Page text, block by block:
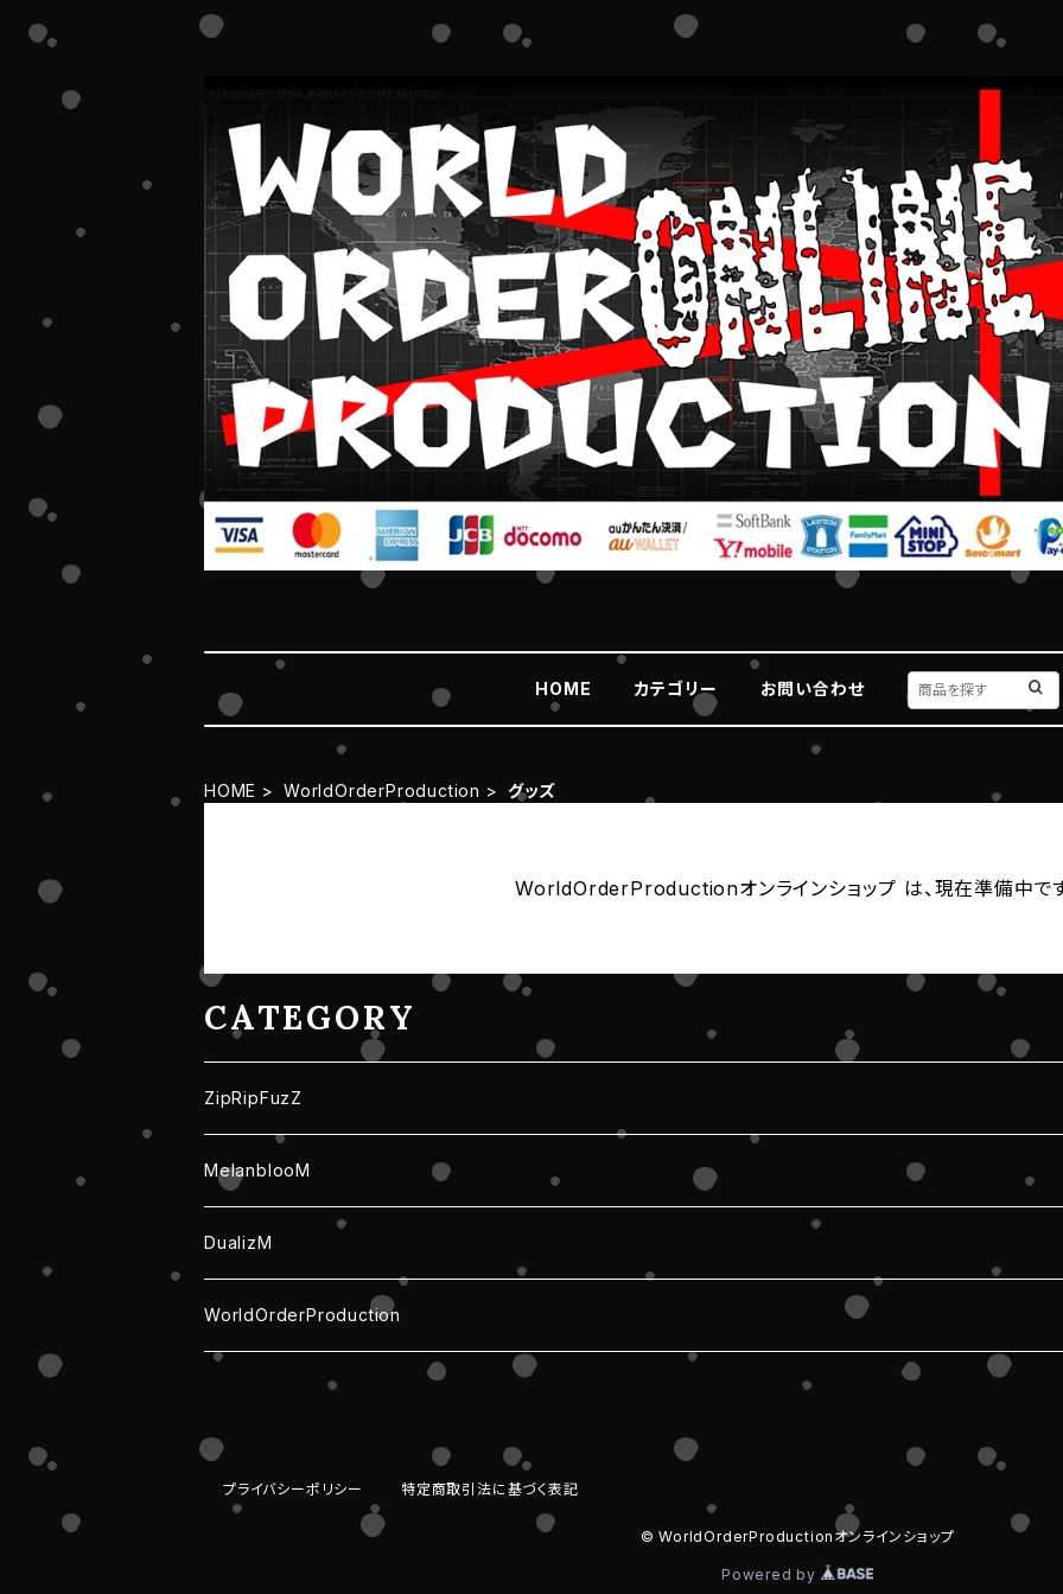
HOME カテゴリー お問い合わせ
HOME WorldOrderProduction グッズ
WorldOrderProductionオンラインショップ は、現在準備中で
CATEGORY
ZipRipFuzZ
CD・DVD
チェキ・写真
せんはぴ
MelanblooM
チェキ/写真
グッズ
DualizM
グッズ
CD
WorldOrderProduction
プライバシーポリシー 特定商取引法に基づく表記
© WorldOrderProductionオンラインショップ
Powered by